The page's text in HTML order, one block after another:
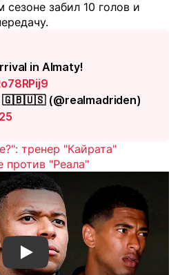
забил 10 голов и
in Almaty!
🇬🇧🇺🇸 (@realmadriden)
тренер "Кайрата"
против "Реала"
Смотреть видео YouTube